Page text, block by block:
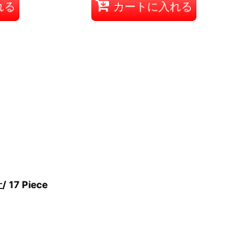
る カートに入れる
/ 17 Piece